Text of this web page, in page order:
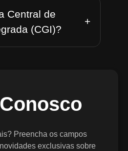
Central de
(CGI)?
+
Preencha os campos
exclusivas sobre